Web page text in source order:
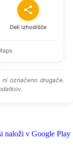
Deli izhodišče
označeno drugače.